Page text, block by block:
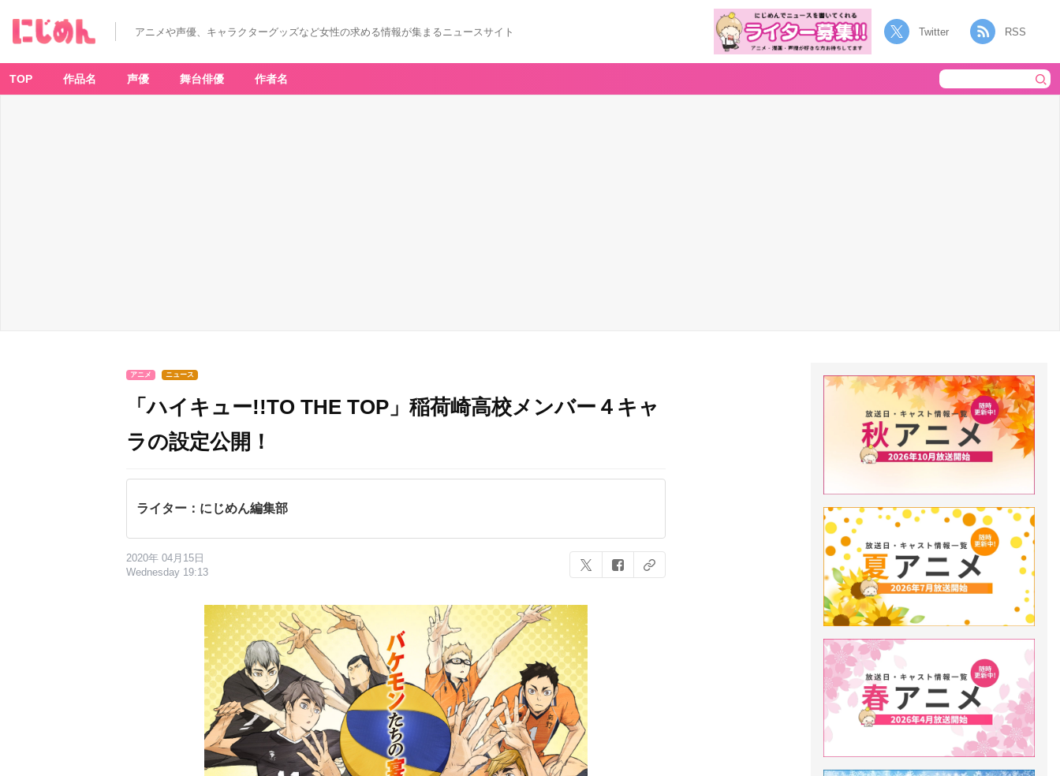
アニメや声優、キャラクターグッズなど女性の求める情報が集まるニュースサイト Twitter RSS
TOP 作品名 声優 舞台俳優 作者名
アニメ ニュース
「ハイキュー!!TO THE TOP」稲荷崎高校メンバー４キャ
ラの設定公開！
ライター：にじめん編集部
2020年 04月15日
Wednesday 19:13